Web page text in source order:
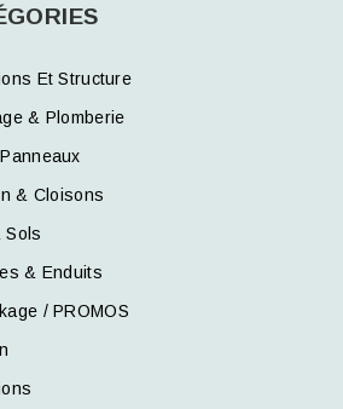
Et Structure
& Plomberie
& Cloisons
Sols
& Enduits
/ PROMOS